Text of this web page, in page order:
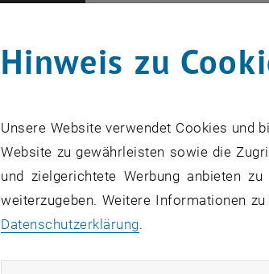
Hinweis zu
Unsere Website verwendet Cookies und
Website zu gewährleisten sowie die
und zielgerichtete Werbung anbieten
weiterzugeben. Weitere Informationen
Datenschutzerklärung.